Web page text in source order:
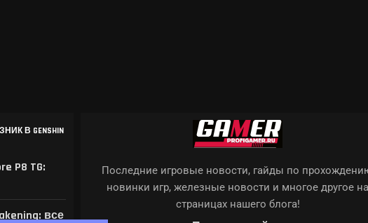
ЗАЯВИЛИ: ПОСЛЕ УВОЛЬНЕНИЙ AAA-ИГРЫ С...
P8 TG:
все
Последние игровые новости, гайды по
новинки игр, железные новости и многое другое на
страницах нашего блога!